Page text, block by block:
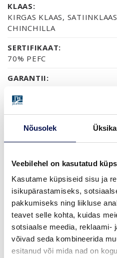
Nõusolek
Veebilehel on kasutatud
Kasutame küpsiseid sisu ja
isikupärastamiseks,
pakkumiseks ning liikluse
teavet selle kohta, kuidas
sotsiaalse meedia, reklaami-
võivad seda kombineerida
esitanud või mida nad on
KLAAS:
KIRGAS KLAAS,
CHINCHILLA
SERTIFIKAAT:
70% PEFC
GARANTII:
VIIMISTLUS (16)
ROHKEM
MÕÕDUD